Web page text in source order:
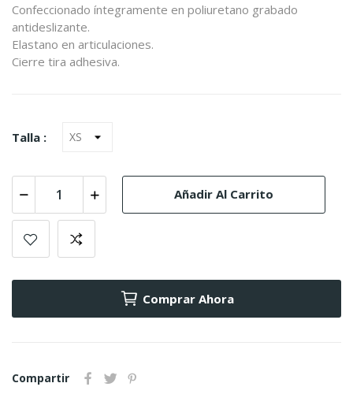
Confeccionado íntegramente en poliuretano grabado
antideslizante.
Elastano en articulaciones.
Cierre tira adhesiva.
Talla :
Añadir Al Carrito
Comprar Ahora
Compartir